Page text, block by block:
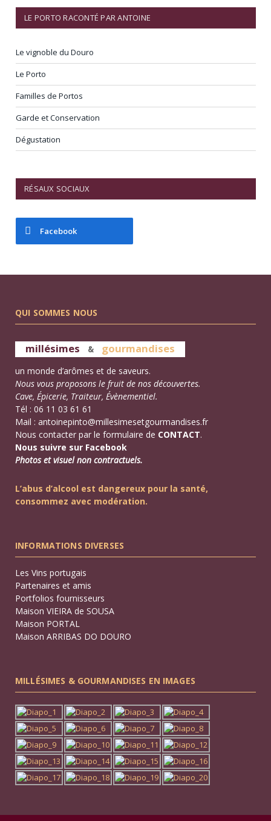
LE PORTO RACONTÉ PAR ANTOINE
Le vignoble du Douro
Le Porto
Familles de Portos
Garde et Conservation
Dégustation
RÉSAUX SOCIAUX
Facebook
QUI SOMMES NOUS
millésimes & gourmandises
un monde d’arômes et de saveurs.
Nous vous proposons le fruit de nos découvertes.
Cave, Épicerie, Traiteur, Évènementiel.
Tél : 06 11 03 61 61
Mail : antoinepinto@millesimesetgourmandises.fr
Nous contacter par le formulaire de CONTACT.
Nous suivre sur Facebook
Photos et visuel non contractuels.
L’abus d’alcool est dangereux pour la santé,
consommez avec modération.
INFORMATIONS DIVERSES
Les Vins portugais
Partenaires et amis
Portfolios fournisseurs
Maison VIEIRA de SOUSA
Maison PORTAL
Maison ARRIBAS DO DOURO
MILLÉSIMES & GOURMANDISES EN IMAGES